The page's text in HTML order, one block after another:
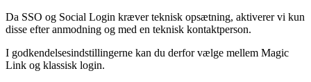
Da SSO og Social Login kræver teknisk opsætning, aktiverer vi kun
disse efter anmodning og med en teknisk kontaktperson.
I godkendelsesindstillingerne kan du derfor vælge mellem Magic
Link og klassisk login.